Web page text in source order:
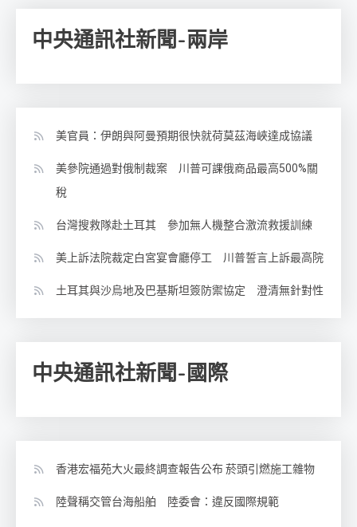
中央通訊社新聞-兩岸
美官員：伊朗與阿曼預期很快就荷莫茲海峽達成協議
美參院通過對俄制裁案 川普可課俄商品最高500%關
稅
台灣搜救隊赴土耳其 參加無人機整合激流救援訓練
美上訴法院裁定白宮宴會廳停工 川普誓言上訴最高院
土耳其與沙烏地及巴基斯坦簽防禦協定 澄清無針對性
中央通訊社新聞-國際
香港宏福苑大火最終調查報告公布 菸頭引燃施工雜物
陸聲稱交管台海船舶 陸委會：違反國際規範